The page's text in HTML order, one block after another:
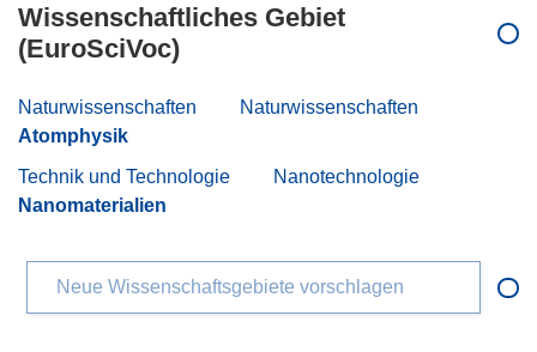
Wissenschaftliches Gebiet
(EuroSciVoc)
Naturwissenschaften
Naturwissenschaften
Atomphysik
Technik und Technologie
Nanotechnologie
Nanomaterialien
Neue Wissenschaftsgebiete vorschlagen